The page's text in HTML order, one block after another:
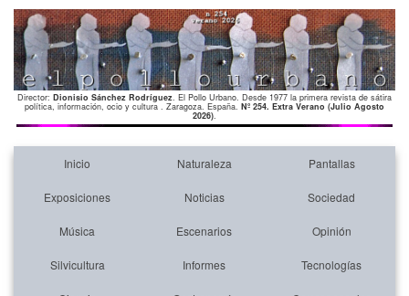
Director: Dionisio Sánchez Rodríguez. El Pollo Urbano. Desde 1977 la primera revista de sátira
política, información, ocio y cultura . Zaragoza. España. Nº 254. Extra Verano (Julio Agosto
2026).
Inicio Naturaleza Pantallas
Exposiciones Noticias Sociedad
Música Escenarios Opinión
Silvicultura Informes Tecnologías